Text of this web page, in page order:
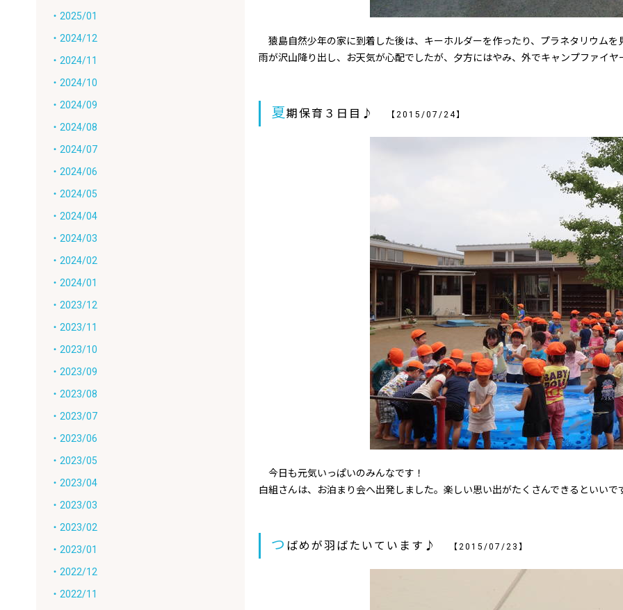
・2025/01
・2024/12
・2024/11
・2024/10
・2024/09
・2024/08
・2024/07
・2024/06
・2024/05
・2024/04
・2024/03
・2024/02
・2024/01
・2023/12
・2023/11
・2023/10
・2023/09
・2023/08
・2023/07
・2023/06
・2023/05
・2023/04
・2023/03
・2023/02
・2023/01
・2022/12
・2022/11
猿島自然少年の家に到着した後は、キーホルダーを作ったり、プラネタリウムを
雨が沢山降り出し、お天気が心配でしたが、夕方にはやみ、外でキャンプファイ
夏期保育３日目♪ 【2015/07/24】
今日も元気いっぱいのみんなです！
白組さんは、お泊まり会へ出発しました。楽しい思い出がたくさんできるといい
つ ばめが羽ばたいています♪ 【2015/07/23】